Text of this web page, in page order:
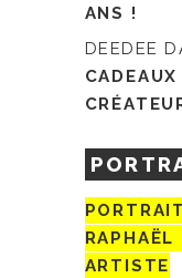
ANS !
DEEDEE
RAPHAËL
ARTISTE